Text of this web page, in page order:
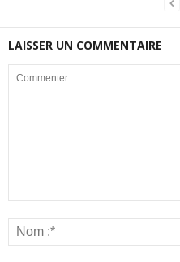
LAISSER UN COMMENTAIRE